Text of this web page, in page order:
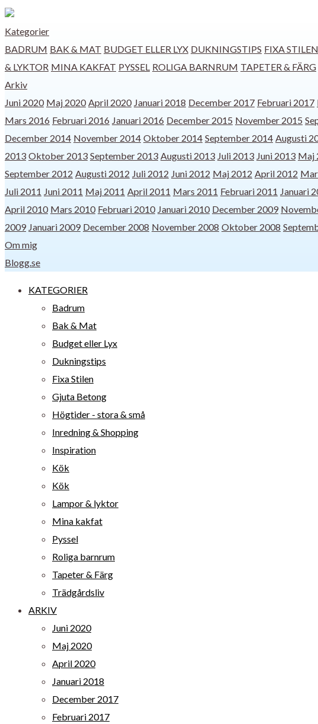
Kategorier
BADRUM BAK & MAT BUDGET ELLER LYX DUKNINGSTIPS FIXA STILEN
& LYKTOR MINA KAKFAT PYSSEL ROLIGA BARNRUM TAPETER & FÄRG
Arkiv
Juni 2020 Maj 2020 April 2020 Januari 2018 December 2017 Februari 2017
Mars 2016 Februari 2016 Januari 2016 December 2015 November 2015
December 2014 November 2014 Oktober 2014 September 2014 Augusti
2013 Oktober 2013 September 2013 Augusti 2013 Juli 2013 Juni 2013 Maj
September 2012 Augusti 2012 Juli 2012 Juni 2012 Maj 2012 April 2012
Juli 2011 Juni 2011 Maj 2011 April 2011 Mars 2011 Februari 2011 Januari
April 2010 Mars 2010 Februari 2010 Januari 2010 December 2009
2009 Januari 2009 December 2008 November 2008 Oktober 2008
Om mig
Blogg.se
KATEGORIER
Badrum
Bak & Mat
Budget eller Lyx
Dukningstips
Fixa Stilen
Gjuta Betong
Högtider - stora & små
Inredning & Shopping
Inspiration
Kök
Kök
Lampor & lyktor
Mina kakfat
Pyssel
Roliga barnrum
Tapeter & Färg
Trädgårdsliv
ARKIV
Juni 2020
Maj 2020
April 2020
Januari 2018
December 2017
Februari 2017